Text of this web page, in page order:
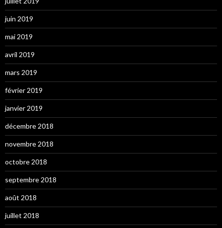
juin 2019
mai 2019
avril 2019
mars 2019
février 2019
janvier 2019
décembre 2018
novembre 2018
octobre 2018
septembre 2018
août 2018
juillet 2018